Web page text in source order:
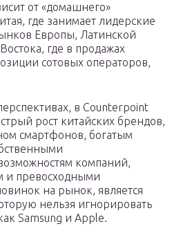
от «домашнего»
где занимает лидерские
Европы, Латинской
где в продажах
сотовых операторов,
в Counterpoint
рост китайских брендов,
смартфонов, богатым
компаний,
и превосходными
на рынок, является
нельзя игнорировать
Samsung и Apple.